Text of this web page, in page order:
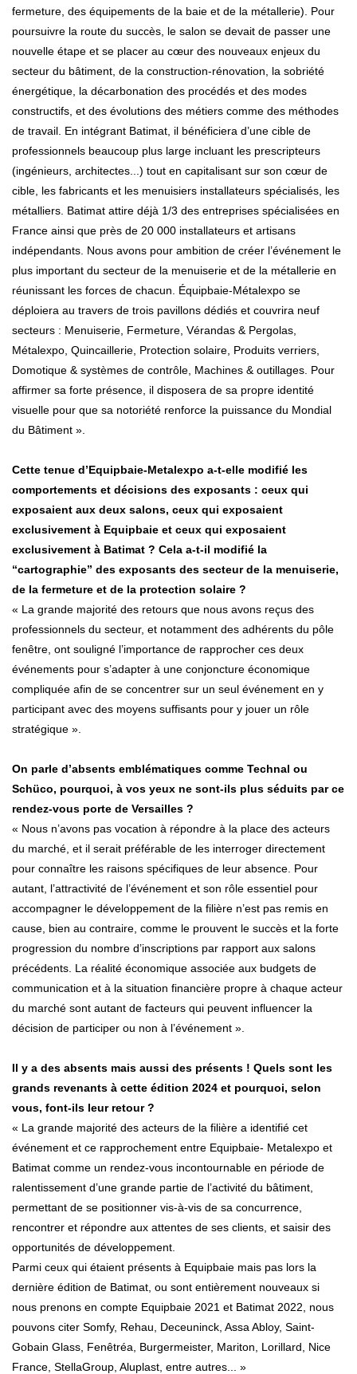
fermeture, des équipements de la baie et de la métallerie). Pour
poursuivre la route du succès, le salon se devait de passer une
nouvelle étape et se placer au cœur des nouveaux enjeux du
secteur du bâtiment, de la construction-rénovation, la sobriété
énergétique, la décarbonation des procédés et des modes
constructifs, et des évolutions des métiers comme des méthodes
de travail. En intégrant Batimat, il bénéficiera d’une cible de
professionnels beaucoup plus large incluant les prescripteurs
(ingénieurs, architectes...) tout en capitalisant sur son cœur de
cible, les fabricants et les menuisiers installateurs spécialisés, les
métalliers. Batimat attire déjà 1/3 des entreprises spécialisées en
France ainsi que près de 20 000 installateurs et artisans
indépendants. Nous avons pour ambition de créer l’événement le
plus important du secteur de la menuiserie et de la métallerie en
réunissant les forces de chacun. Équipbaie-Métalexpo se
déploiera au travers de trois pavillons dédiés et couvrira neuf
secteurs : Menuiserie, Fermeture, Vérandas & Pergolas,
Métalexpo, Quincaillerie, Protection solaire, Produits verriers,
Domotique & systèmes de contrôle, Machines & outillages. Pour
affirmer sa forte présence, il disposera de sa propre identité
visuelle pour que sa notoriété renforce la puissance du Mondial
du Bâtiment ».
Cette tenue d’Equipbaie-Metalexpo a-t-elle modifié les
comportements et décisions des exposants : ceux qui
exposaient aux deux salons, ceux qui exposaient
exclusivement à Equipbaie et ceux qui exposaient
exclusivement à Batimat ? Cela a-t-il modifié la
“cartographie” des exposants des secteur de la menuiserie,
de la fermeture et de la protection solaire ?
« La grande majorité des retours que nous avons reçus des
professionnels du secteur, et notamment des adhérents du pôle
fenêtre, ont souligné l’importance de rapprocher ces deux
événements pour s’adapter à une conjoncture économique
compliquée afin de se concentrer sur un seul événement en y
participant avec des moyens suffisants pour y jouer un rôle
stratégique ».
On parle d’absents emblématiques comme Technal ou
Schüco, pourquoi, à vos yeux ne sont-ils plus séduits par ce
rendez-vous porte de Versailles ?
« Nous n’avons pas vocation à répondre à la place des acteurs
du marché, et il serait préférable de les interroger directement
pour connaître les raisons spécifiques de leur absence. Pour
autant, l’attractivité de l’événement et son rôle essentiel pour
accompagner le développement de la filière n’est pas remis en
cause, bien au contraire, comme le prouvent le succès et la forte
progression du nombre d’inscriptions par rapport aux salons
précédents. La réalité économique associée aux budgets de
communication et à la situation financière propre à chaque acteur
du marché sont autant de facteurs qui peuvent influencer la
décision de participer ou non à l’événement ».
Il y a des absents mais aussi des présents ! Quels sont les
grands revenants à cette édition 2024 et pourquoi, selon
vous, font-ils leur retour ?
« La grande majorité des acteurs de la filière a identifié cet
événement et ce rapprochement entre Equipbaie- Metalexpo et
Batimat comme un rendez-vous incontournable en période de
ralentissement d’une grande partie de l’activité du bâtiment,
permettant de se positionner vis-à-vis de sa concurrence,
rencontrer et répondre aux attentes de ses clients, et saisir des
opportunités de développement.
Parmi ceux qui étaient présents à Equipbaie mais pas lors la
dernière édition de Batimat, ou sont entièrement nouveaux si
nous prenons en compte Equipbaie 2021 et Batimat 2022, nous
pouvons citer Somfy, Rehau, Deceuninck, Assa Abloy, Saint-
Gobain Glass, Fenêtréa, Burgermeister, Mariton, Lorillard, Nice
France, StellaGroup, Aluplast, entre autres... »